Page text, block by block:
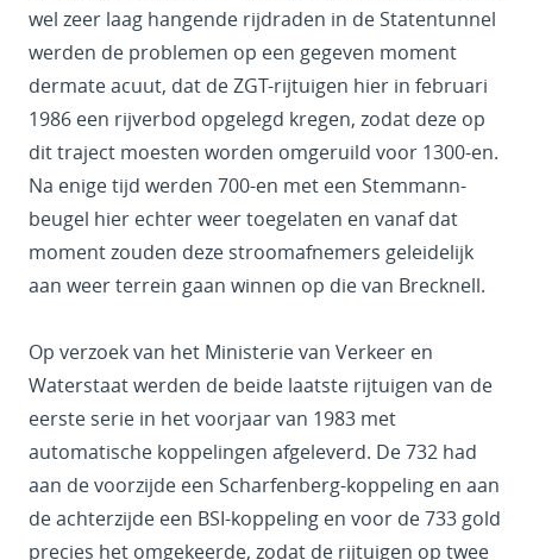
wel zeer laag hangende rijdraden in de Statentunnel
werden de problemen op een gegeven moment
dermate acuut, dat de ZGT-rijtuigen hier in februari
1986 een rijverbod opgelegd kregen, zodat deze op
dit traject moesten worden omgeruild voor 1300-en.
Na enige tijd werden 700-en met een Stemmann-
beugel hier echter weer toegelaten en vanaf dat
moment zouden deze stroomafnemers geleidelijk
aan weer terrein gaan winnen op die van Brecknell.
Op verzoek van het Ministerie van Verkeer en
Waterstaat werden de beide laatste rijtuigen van de
eerste serie in het voorjaar van 1983 met
automatische koppelingen afgeleverd. De 732 had
aan de voorzijde een Scharfenberg-koppeling en aan
de achterzijde een BSI-koppeling en voor de 733 gold
precies het omgekeerde, zodat de rijtuigen op twee